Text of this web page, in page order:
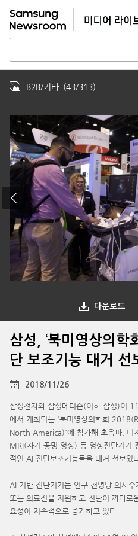
B2B/기타 (43/313)
다운로드
삼성, ‘북미영상의학
단 보조기능 대거 선
2018/11/26
삼성전자와 삼성메디슨(이하 삼성)이
에서 개최되는 '북미영상의학회
North America)'에 참가해 초음파, 디
MRI(자기 공명 영상) 등 영상진단기기
적인 AI 진단보조기능들을 대거 선보였
AI 기반 진단기기는 인구 천명당 의사
또는 의료진을 지원하고 진단이 까다로
요성이 지속적으로 증가하고 있다.